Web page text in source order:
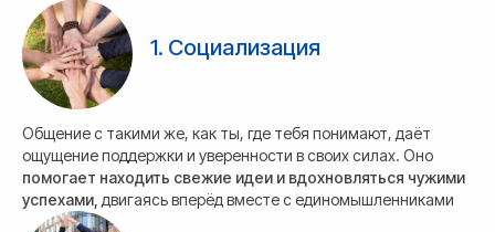
1. Социализация
Общение с такими же, как ты, где тебя понимают, даёт
ощущение поддержки и уверенности в своих силах. Оно
помогает находить свежие идеи и вдохновляться чужими
успехами, двигаясь вперёд вместе с единомышленниками